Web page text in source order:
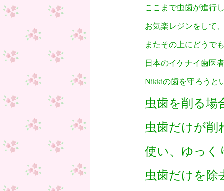
ここまで虫歯が進行
お気楽レジンをして
またその上にどうで
日本のイケナイ歯医
Nikkiの歯を守ろうと
虫歯を削る場
虫歯だけが削
使い、ゆっく
虫歯だけを除